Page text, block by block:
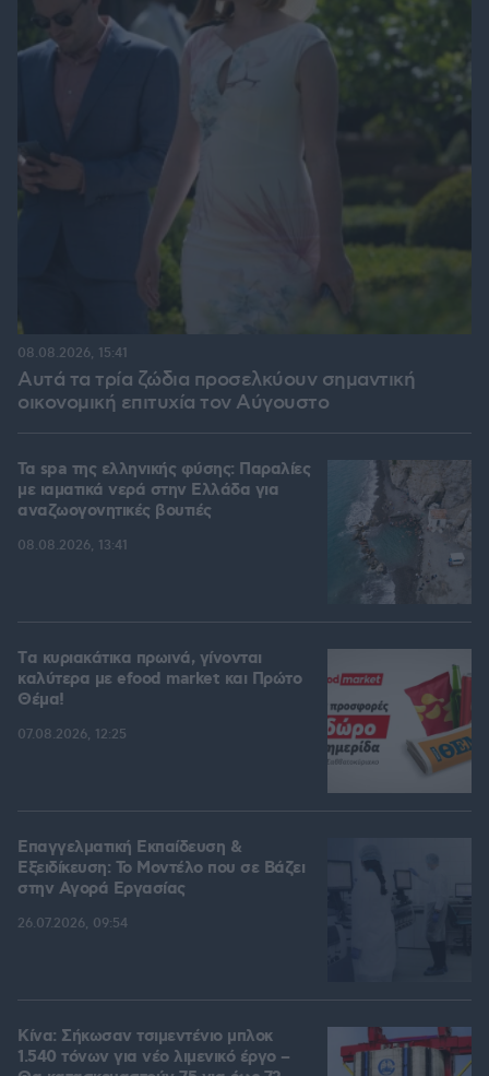
Αυτά τα τρία ζώδια προσελκύουν σημαντική
οικονομική επιτυχία τον Αύγουστο
08.08.2026, 15:41
Τα spa της ελληνικής φύσης: Παραλίες
με ιαματικά νερά στην Ελλάδα για
αναζωογονητικές βουτιές
08.08.2026, 13:41
Tα κυριακάτικα πρωινά, γίνονται
καλύτερα με efood market και Πρώτο
Θέμα!
07.08.2026, 12:25
Επαγγελματική Εκπαίδευση &
Εξειδίκευση: Το Mοντέλο που σε Bάζει
στην Aγορά Eργασίας
26.07.2026, 09:54
Κίνα: Σήκωσαν τσιμεντένιο μπλοκ
1.540 τόνων για νέο λιμενικό έργο –